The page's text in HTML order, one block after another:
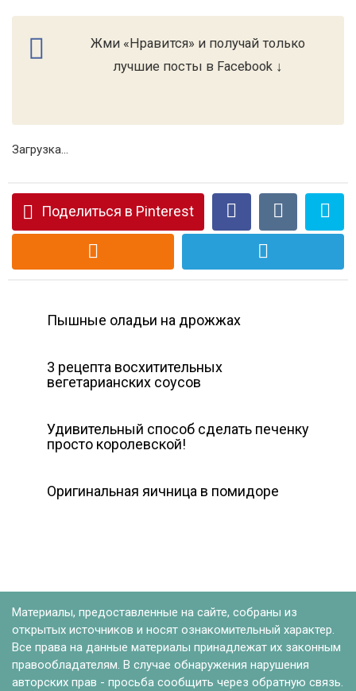
Жми «Нравится» и получай только
лучшие посты в Facebook ↓
Загрузка...
Поделиться в Pinterest
Пышные оладьи на дрожжах
3 рецепта восхитительных
вегетарианских соусов
Удивительный способ сделать печенку
просто королевской!
Оригинальная яичница в помидоре
Материалы, предоставленные на сайте, собраны из
открытых источников и носят ознакомительный характер.
Все права на данные материалы принадлежат их законным
правообладателям. В случае обнаружения нарушения
авторских прав - просьба сообщить через обратную связь.